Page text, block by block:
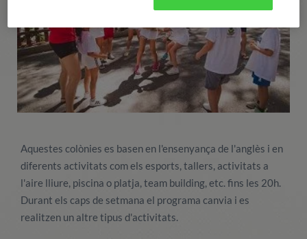
Aquestes colònies es basen en l'ensenyança de l'anglès i en
diferents activitats com els esports, tallers, activitats a
l'aire lliure, piscina o platja, team building, etc. fins les 20h.
Durant els caps de setmana el programa canvia i es
realitzen un altre tipus d'activitats.